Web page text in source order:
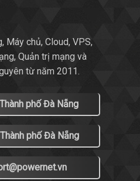
Máy chủ, Cloud, VPS,
Quản trị mạng và
từ năm 2011.
phố Đà Nẵng
phố Đà Nẵng